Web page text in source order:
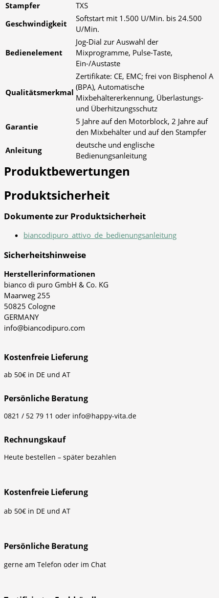
Stampfer
TXS
Geschwindigkeit
Softstart mit 1.500 U/Min. bis 24.500
U/Min.
Bedienelement
Jog-Dial zur Auswahl der
Mixprogramme, Pulse-Taste,
Ein-/Austaste
Qualitätsmerkmal
Zertifikate: CE, EMC; frei von Bisphenol A
(BPA), Automatische
Mixbehältererkennung, Überlastungs-
und Überhitzungsschutz
Garantie
5 Jahre auf den Motorblock, 2 Jahre auf
den Mixbehälter und auf den Stampfer
Anleitung
deutsche und englische
Bedienungsanleitung
Produktbewertungen
Produktsicherheit
Dokumente zur Produktsicherheit
biancodipuro_attivo_de_bedienungsanleitung
Sicherheitshinweise
Herstellerinformationen
bianco di puro GmbH & Co. KG
Maarweg 255
50825 Cologne
GERMANY
info@biancodipuro.com
Kostenfreie Lieferung
ab 50€ in DE und AT
Persönliche Beratung
0821 / 52 79 11 oder info@happy-vita.de
Rechnungskauf
Heute bestellen – später bezahlen
Kostenfreie Lieferung
ab 50€ in DE und AT
Persönliche Beratung
gerne am Telefon oder im Chat